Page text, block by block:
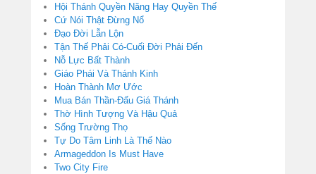
Hội Thánh Quyền Năng Hay Quyền Thế
Cứ Nói Thật Đừng Nổ
Đạo Đời Lẫn Lộn
Tận Thế Phải Có-Cuối Đời Phải Đến
Nỗ Lực Bất Thành
Giáo Phái Và Thánh Kinh
Hoàn Thành Mơ Ước
Mua Bán Thần-Đấu Giá Thánh
Thờ Hình Tượng Và Hậu Quả
Sống Trường Thọ
Tự Do Tâm Linh Là Thế Nào
Armageddon Is Must Have
Two City Fire